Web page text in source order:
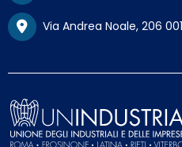
Via Andrea Noale, 206